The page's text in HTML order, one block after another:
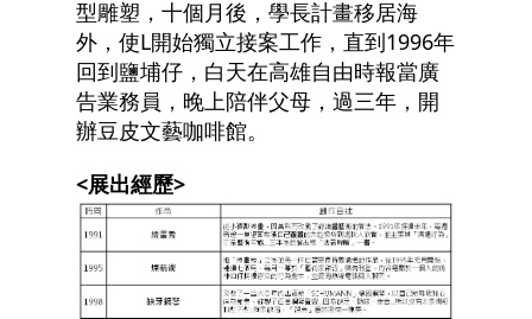
型雕塑，十個月後，學長計畫移居海
外，使L開始獨立接案工作，直到1996年
回到鹽埔仔，白天在高雄自由時報當廣
告業務員，晚上陪伴父母，過三年，開
辦豆皮文藝咖啡館。
<展出經歷>